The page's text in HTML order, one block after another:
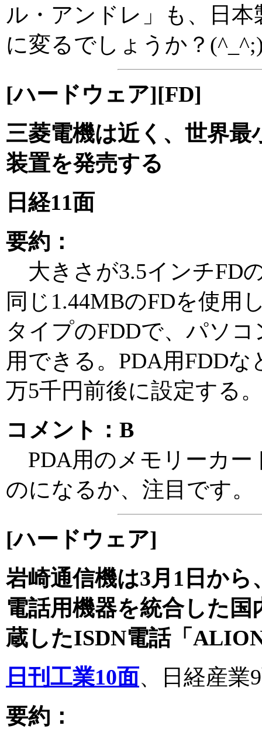
ル・アンドレ」も、日
に変るでしょうか？
[ハードウェア][FD]
三菱電機は近く、世界
装置を発売する
日経11面
要約：
大きさが3.5インチFD
同じ1.44MBのFDを使用
タイプのFDDで、パソ
用できる。PDA用FDD
万5千円前後に設定する
コメント：B
PDA用のメモリーカー
のになるか、注目です。
[ハードウェア]
岩崎通信機は3月1日か
電話用機器を統合した
蔵したISDN電話「
日刊工業10面、日経産業
要約：